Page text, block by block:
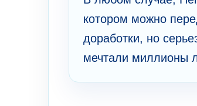
котором можно
доработки, но
мечтали миллионы